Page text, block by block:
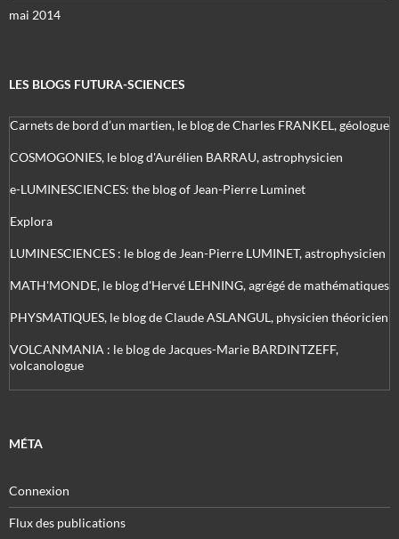
mai 2014
LES BLOGS FUTURA-SCIENCES
Carnets de bord d’un martien, le blog de Charles FRANKEL, géologue
COSMOGONIES, le blog d'Aurélien BARRAU, astrophysicien
e-LUMINESCIENCES: the blog of Jean-Pierre Luminet
Explora
LUMINESCIENCES : le blog de Jean-Pierre LUMINET, astrophysicien
MATH'MONDE, le blog d'Hervé LEHNING, agrégé de mathématiques
PHYSMATIQUES, le blog de Claude ASLANGUL, physicien théoricien
VOLCANMANIA : le blog de Jacques-Marie BARDINTZEFF,
volcanologue
MÉTA
Connexion
Flux des publications